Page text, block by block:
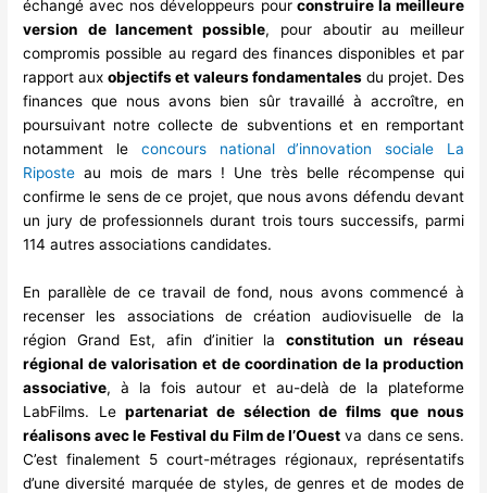
échangé avec nos développeurs pourconstruire la meilleure
version de lancement possible, pour aboutir au meilleur
compromis possible au regard des finances disponibles et par
rapport auxobjectifs et valeurs fondamentalesdu projet. Des
finances que nous avons bien sûr travaillé à accroître, en
poursuivant notre collecte de subventions et en remportant
notamment le concours national d’innovation sociale La
Riposte au mois de mars ! Une très belle récompense qui
confirme le sens de ce projet, que nous avons défendu devant
un jury de professionnels durant trois tours successifs, parmi
114 autres associations candidates.
En parallèle de ce travail de fond, nous avons commencé à
recenser les associations de création audiovisuelle de la
région Grand Est, afin d’initier la constitution un réseau
régional de valorisation et de coordination de la production
associative, à la fois autour et au-delà de la plateforme
LabFilms. Lepartenariat de sélection de films que nous
réalisons avec le Festival du Film de l’Ouest va dans ce sens.
C’est finalement 5 court-métrages régionaux, représentatifs
d’une diversité marquée de styles, de genres et de modes de